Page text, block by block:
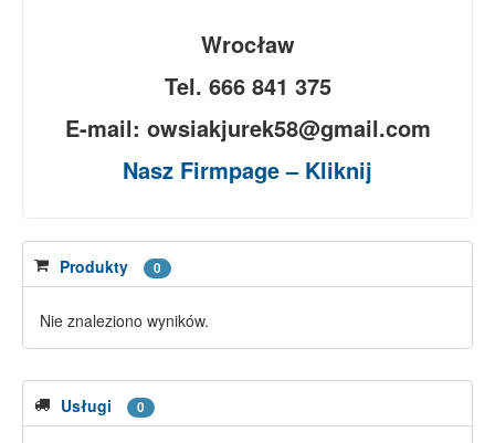
Wrocław
Tel. 666 841 375
E-mail: owsiakjurek58@gmail.com
Nasz Firmpage – Kliknij
Produkty 0
Nie znaleziono wyników.
Usługi 0